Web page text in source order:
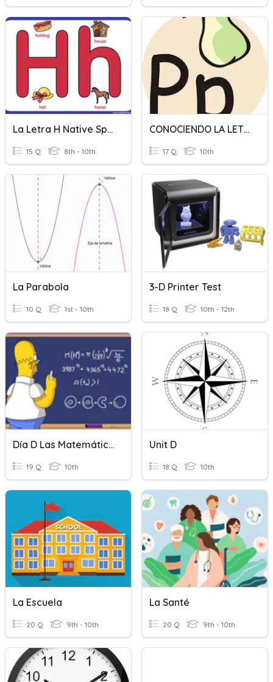
La Letra H Native Sp. 2
15 Q 8th - 10th
CONOCIENDO LA LETRA "P"
17 Q 10th
La Parabola
10 Q 1st - 10th
3-D Printer Test
18 Q 10th - 12th
Día D Las Matemática Y La Ciencia
19 Q 10th
Unit D
18 Q 10th
La Escuela
20 Q 9th - 10th
La Santé
20 Q 9th - 10th